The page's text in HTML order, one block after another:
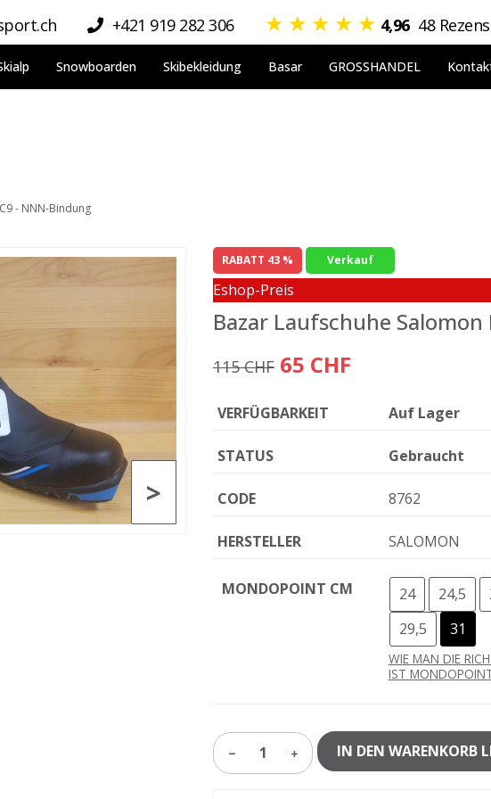
+421 919 282 306 ★ ★ ★ ★ ★ 4,96 48
Snowboarden Skibekleidung Basar GROSSHANDEL
- NNN-Bindung
>
RABATT 43 % Verkauf
Eshop-Preis
Bazar Laufschuhe
115 CHF 65 CHF
VERFÜGBARKEIT Auf Lager
STATUS Gebraucht
CODE 8762
HERSTELLER SALOMON
MONDOPOINT CM 24 24,5
29,5
31
WIE MAN DIE
IST
1 IN DEN WARENKORB